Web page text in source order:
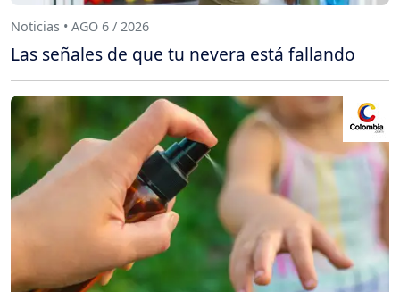
Noticias • AGO 6 / 2026
Las señales de que tu nevera está fallando